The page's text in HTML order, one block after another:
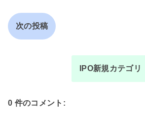
次の投稿
IPO新規カテゴリ
0 件のコメント: